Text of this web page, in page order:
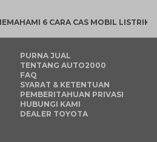
6 CARA CAS MOBIL LISTRIK
PURNA JUAL
TENTANG AUTO2000
FAQ
SYARAT & KETENTUAN
PEMBERITAHUAN PRIVASI
HUBUNGI KAMI
DEALER TOYOTA